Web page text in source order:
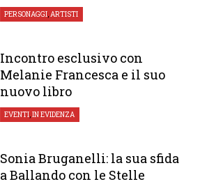
PERSONAGGI,ARTISTI
Incontro esclusivo con
Melanie Francesca e il suo
nuovo libro
EVENTI,IN EVIDENZA
Sonia Bruganelli: la sua sfida
a Ballando con le Stelle